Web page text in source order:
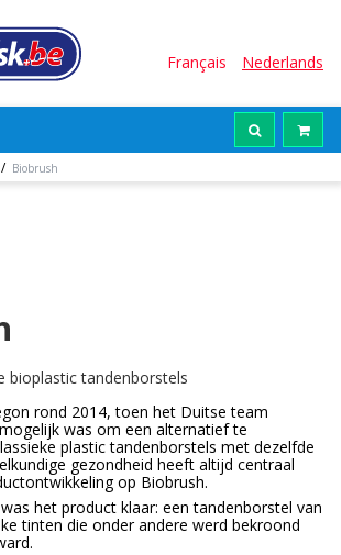
Français Nederlands
/ Biobrush
bioplastic tandenborstels
rond 2014, toen het Duitse team
was om een alternatief te
plastic tandenborstels met dezelfde
gezondheid heeft altijd centraal
op Biobrush.
het product klaar: een tandenborstel van
tinten die onder andere werd bekroond